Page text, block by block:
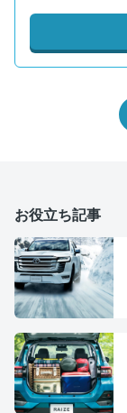
お役立ち記事